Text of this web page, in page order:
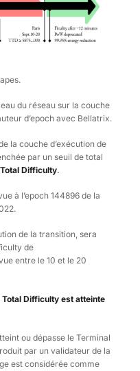
du réseau sur la couche
d’epoch avec Bellatrix.
la couche d’exécution de
par un seuil de total
Difficulty.
à l’epoch 144896 de la
de la transition, sera
de
entre le 10 et le 20
Total Difficulty est atteinte
ou dépasse le Terminal
par un validateur de la
est considérée comme